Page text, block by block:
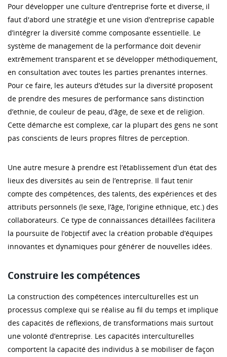
Pour développer une culture d’entreprise forte et diverse, il
faut d'abord une stratégie et une vision d’entreprise capable
d’intégrer la diversité comme composante essentielle. Le
système de management de la performance doit devenir
extrêmement transparent et se développer méthodiquement,
en consultation avec toutes les parties prenantes internes.
Pour ce faire, les auteurs d’études sur la diversité proposent
de prendre des mesures de performance sans distinction
d’ethnie, de couleur de peau, d’âge, de sexe et de religion.
Cette démarche est complexe, car la plupart des gens ne sont
pas conscients de leurs propres filtres de perception.
Une autre mesure à prendre est l’établissement d’un état des
lieux des diversités au sein de l’entreprise. Il faut tenir
compte des compétences, des talents, des expériences et des
attributs personnels (le sexe, l’âge, l’origine ethnique, etc.) des
collaborateurs. Ce type de connaissances détaillées facilitera
la poursuite de l’objectif avec la création probable d’équipes
innovantes et dynamiques pour générer de nouvelles idées.
Construire les compétences
La construction des compétences interculturelles est un
processus complexe qui se réalise au fil du temps et implique
des capacités de réflexions, de transformations mais surtout
une volonté d’entreprise. Les capacités interculturelles
comportent la capacité des individus à se mobiliser de façon